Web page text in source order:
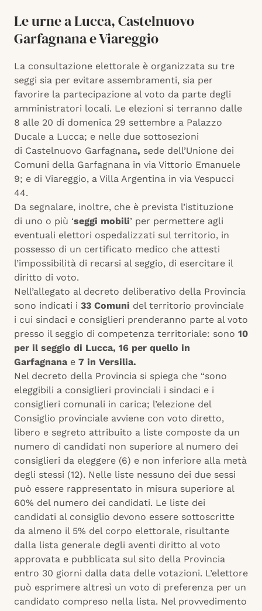
Le urne a Lucca, Castelnuovo
Garfagnana e Viareggio
La consultazione elettorale è organizzata su tre
seggi sia per evitare assembramenti, sia per
favorire la partecipazione al voto da parte degli
amministratori locali. Le elezioni si terranno dalle
8 alle 20 di domenica 29 settembre a Palazzo
Ducale a Lucca; e nelle due sottosezioni
di Castelnuovo Garfagnana, sede dell’Unione dei
Comuni della Garfagnana in via Vittorio Emanuele
9; e di Viareggio, a Villa Argentina in via Vespucci
44.
Da segnalare, inoltre, che è prevista l’istituzione
di uno o più ‘seggi mobili’ per permettere agli
eventuali elettori ospedalizzati sul territorio, in
possesso di un certificato medico che attesti
l’impossibilità di recarsi al seggio, di esercitare il
diritto di voto.
Nell’allegato al decreto deliberativo della Provincia
sono indicati i 33 Comuni del territorio provinciale
i cui sindaci e consiglieri prenderanno parte al voto
presso il seggio di competenza territoriale: sono 10
per il seggio di Lucca, 16 per quello in
Garfagnana e 7 in Versilia.
Nel decreto della Provincia si spiega che “sono
eleggibili a consiglieri provinciali i sindaci e i
consiglieri comunali in carica; l’elezione del
Consiglio provinciale avviene con voto diretto,
libero e segreto attribuito a liste composte da un
numero di candidati non superiore al numero dei
consiglieri da eleggere (6) e non inferiore alla metà
degli stessi (12). Nelle liste nessuno dei due sessi
può essere rappresentato in misura superiore al
60% del numero dei candidati. Le liste dei
candidati al consiglio devono essere sottoscritte
da almeno il 5% del corpo elettorale, risultante
dalla lista generale degli aventi diritto al voto
approvata e pubblicata sul sito della Provincia
entro 30 giorni dalla data delle votazioni. L’elettore
può esprimere altresì un voto di preferenza per un
candidato compreso nella lista. Nel provvedimento